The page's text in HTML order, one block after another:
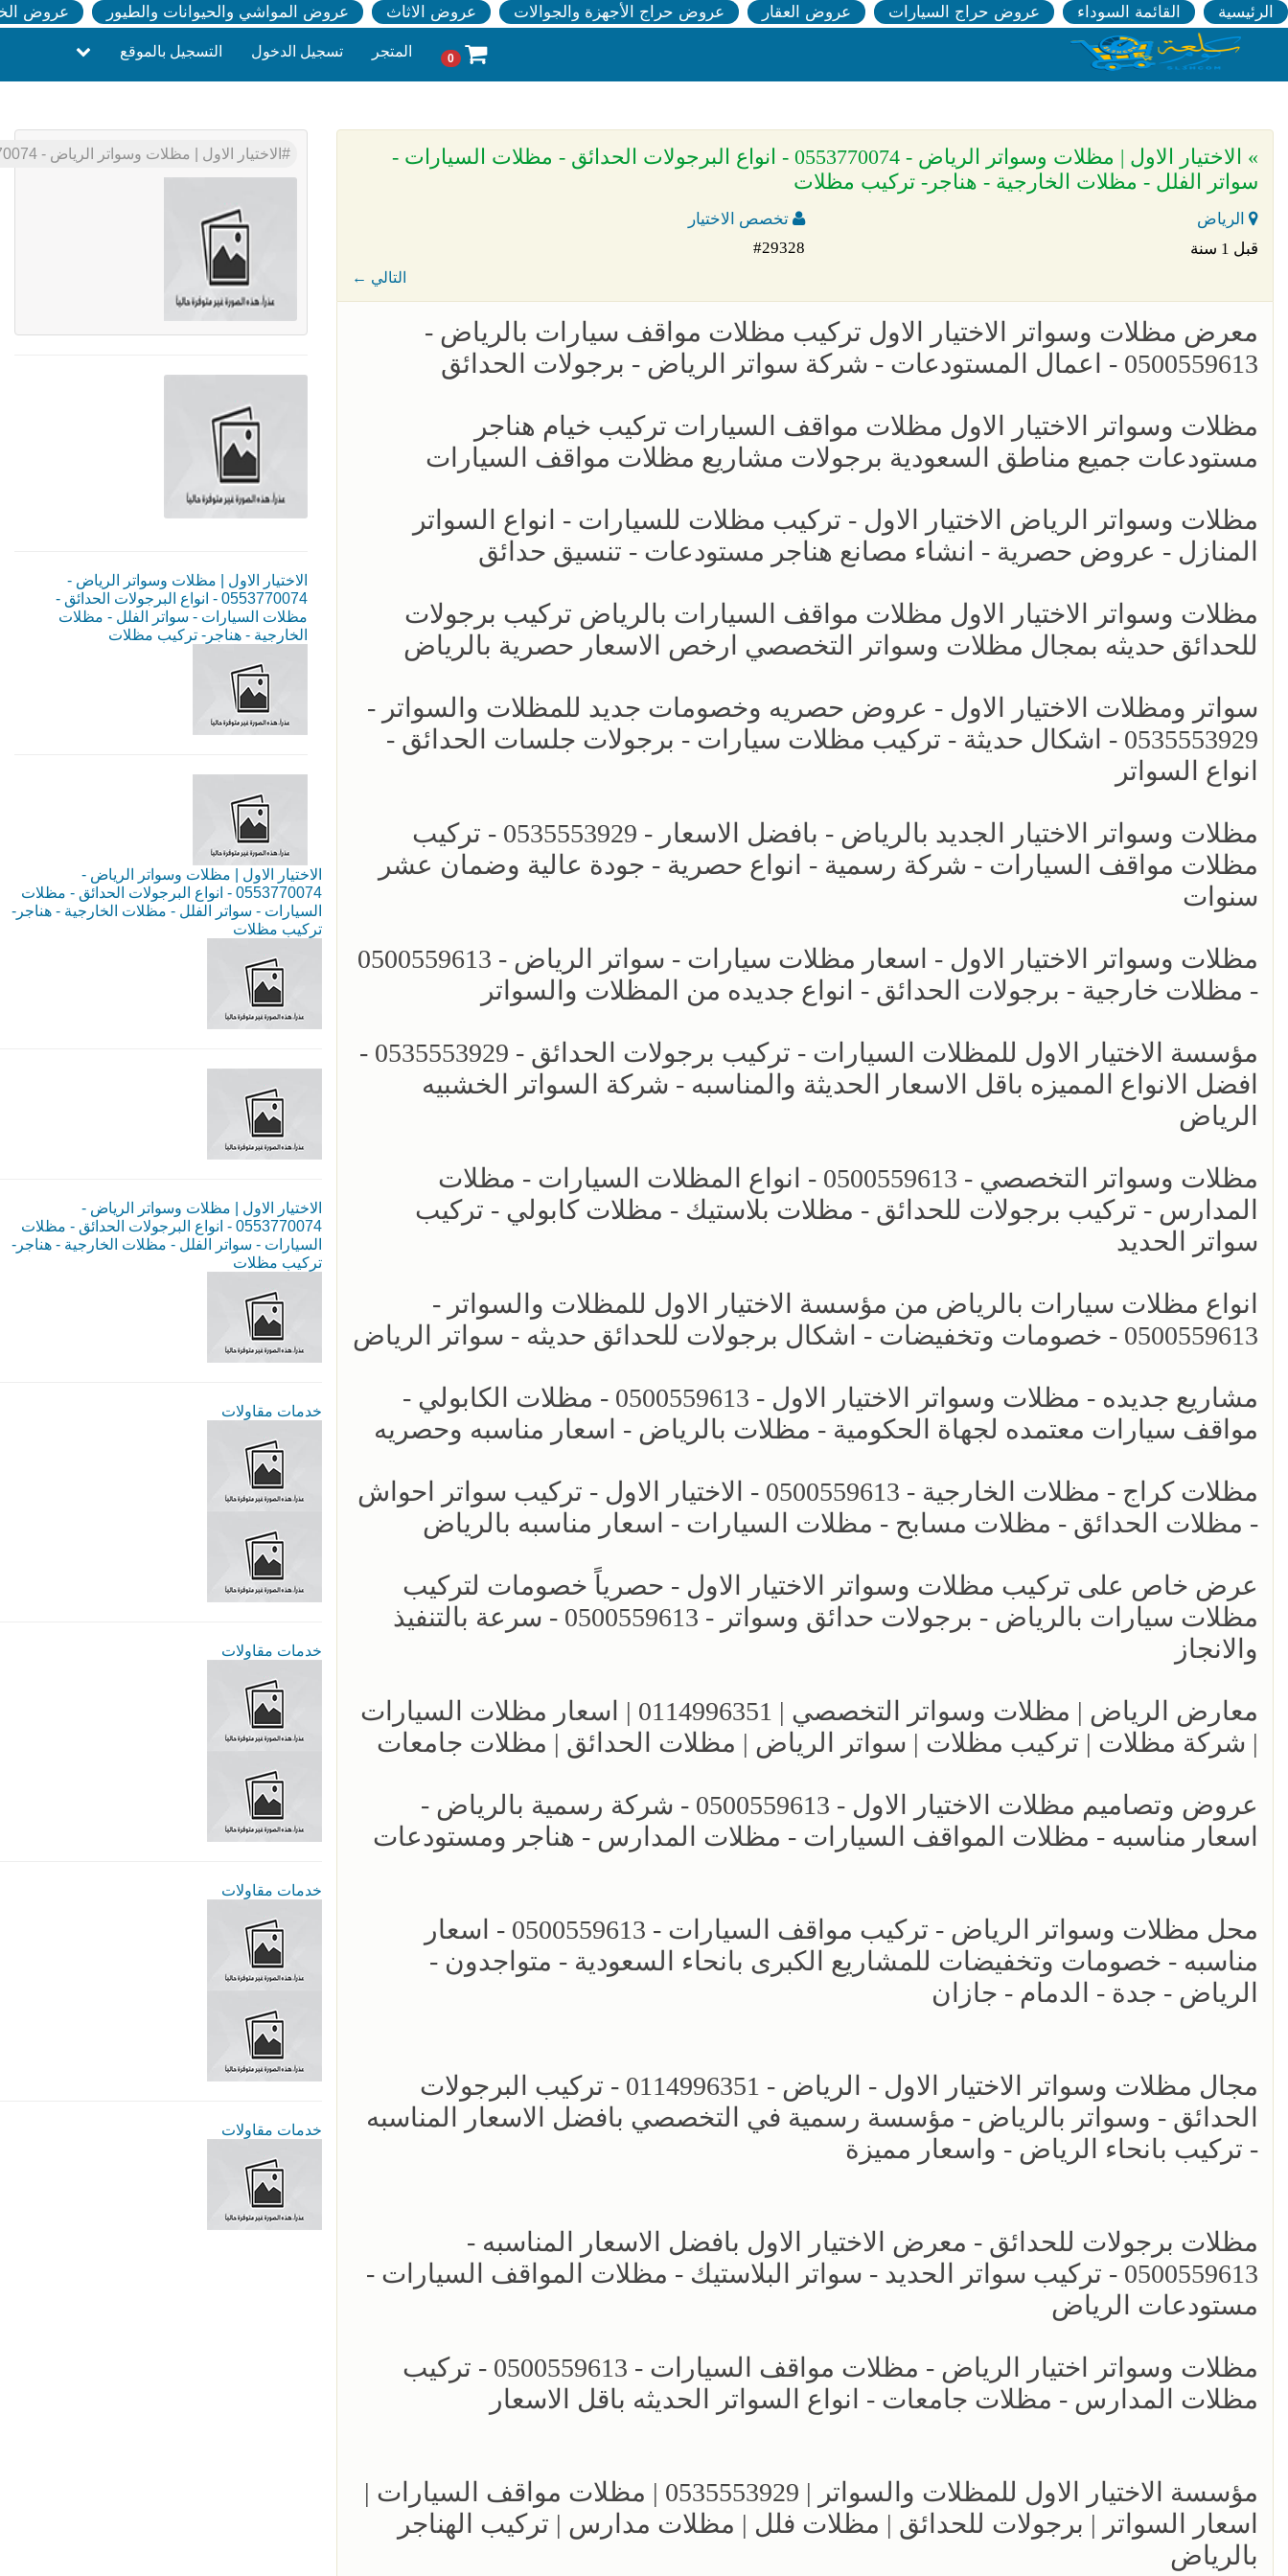
الرئيسية القائمة السوداء عروض حراج السيارات عروض العقار عروض حراج الأجهزة والجوالات عروض الاثاث عروض المواشي والحيوانات والطيور عروض
0 المتجر تسجيل الدخول التسجيل بالموقع
» الاختيار الاول | مظلات وسواتر الرياض - 0553770074 - انواع البرجولات الحدائق - مظلات السيارات -
سواتر الفلل - مظلات الخارجية - هناجر- تركيب مظلات
الرياض
تخصص الاختيار
قبل 1 سنة
#29328
← التالي
معرض مظلات وسواتر الاختيار الاول تركيب مظلات مواقف سيارات بالرياض -
0500559613 - اعمال المستودعات - شركة سواتر الرياض - برجولات الحدائق
مظلات وسواتر الاختيار الاول مظلات مواقف السيارات تركيب خيام هناجر
مستودعات جميع مناطق السعودية برجولات مشاريع مظلات مواقف السيارات
مظلات وسواتر الرياض الاختيار الاول - تركيب مظلات للسيارات - انواع السواتر
المنازل - عروض حصرية - انشاء مصانع هناجر مستودعات - تنسيق حدائق
مظلات وسواتر الاختيار الاول مظلات مواقف السيارات بالرياض تركيب برجولات
للحدائق حديثه بمجال مظلات وسواتر التخصصي ارخص الاسعار حصرية بالرياض
سواتر ومظلات الاختيار الاول - عروض حصريه وخصومات جديد للمظلات والسواتر -
0535553929 - اشكال حديثة - تركيب مظلات سيارات - برجولات جلسات الحدائق -
انواع السواتر
مظلات وسواتر الاختيار الجديد بالرياض - بافضل الاسعار - 0535553929 - تركيب
مظلات مواقف السيارات - شركة رسمية - انواع حصرية - جودة عالية وضمان عشر
سنوات
مظلات وسواتر الاختيار الاول - اسعار مظلات سيارات - سواتر الرياض - 0500559613
- مظلات خارجية - برجولات الحدائق - انواع جديده من المظلات والسواتر
مؤسسة الاختيار الاول للمظلات السيارات - تركيب برجولات الحدائق - 0535553929 -
افضل الانواع المميزه باقل الاسعار الحديثة والمناسبه - شركة السواتر الخشبيه
الرياض
مظلات وسواتر التخصصي - 0500559613 - انواع المظلات السيارات - مظلات
المدارس - تركيب برجولات للحدائق - مظلات بلاستيك - مظلات كابولي - تركيب
سواتر الحديد
انواع مظلات سيارات بالرياض من مؤسسة الاختيار الاول للمظلات والسواتر -
0500559613 - خصومات وتخفيضات - اشكال برجولات للحدائق حديثه - سواتر الرياض
مشاريع جديده - مظلات وسواتر الاختيار الاول - 0500559613 - مظلات الكابولي -
مواقف سيارات معتمده لجهاة الحكومية - مظلات بالرياض - اسعار مناسبه وحصريه
مظلات كراج - مظلات الخارجية - 0500559613 - الاختيار الاول - تركيب سواتر احواش
- مظلات الحدائق - مظلات مسابح - مظلات السيارات - اسعار مناسبه بالرياض
عرض خاص على تركيب مظلات وسواتر الاختيار الاول - حصرياً خصومات لتركيب
مظلات سيارات بالرياض - برجولات حدائق وسواتر - 0500559613 - سرعة بالتنفيذ
والانجاز
معارض الرياض | مظلات وسواتر التخصصي | 0114996351 | اسعار مظلات السيارات
| شركة مظلات | تركيب مظلات | سواتر الرياض | مظلات الحدائق | مظلات جامعات
عروض وتصاميم مظلات الاختيار الاول - 0500559613 - شركة رسمية بالرياض -
اسعار مناسبه - مظلات المواقف السيارات - مظلات المدارس - هناجر ومستودعات
محل مظلات وسواتر الرياض - تركيب مواقف السيارات - 0500559613 - اسعار
مناسبه - خصومات وتخفيضات للمشاريع الكبرى بانحاء السعودية - متواجدون -
الرياض - جدة - الدمام - جازان
مجال مظلات وسواتر الاختيار الاول - الرياض - 0114996351 - تركيب البرجولات
الحدائق - وسواتر بالرياض - مؤسسة رسمية في التخصصي بافضل الاسعار المناسبه
- تركيب بانحاء الرياض - واسعار مميزة
مظلات برجولات للحدائق - معرض الاختيار الاول بافضل الاسعار المناسبه -
0500559613 - تركيب سواتر الحديد - سواتر البلاستيك - مظلات المواقف السيارات -
مستودعات الرياض
مظلات وسواتر اختيار الرياض - مظلات مواقف السيارات - 0500559613 - تركيب
مظلات المدارس - مظلات جامعات - انواع السواتر الحديثه باقل الاسعار
مؤسسة الاختيار الاول للمظلات والسواتر | 0535553929 | مظلات مواقف السيارات |
اسعار السواتر | برجولات للحدائق | مظلات فلل | مظلات مدارس | تركيب الهناجر
بالرياض
الاختيار الاول | مظلات وسواتر الرياض - 0553770074 - انواع البرجولات الحدائق - مظلات السيارات - سواتر الفلل - مظلات الخارجية - هناجر- تركيب مظلات
الاختيار الاول | مظلات وسواتر الرياض -
0553770074 - انواع البرجولات الحدائق -
مظلات السيارات - سواتر الفلل - مظلات
الخارجية - هناجر- تركيب مظلات
الاختيار الاول | مظلات وسواتر الرياض -
0553770074 - انواع البرجولات الحدائق - مظلات
السيارات - سواتر الفلل - مظلات الخارجية - هناجر-
تركيب مظلات
الاختيار الاول | مظلات وسواتر الرياض -
0553770074 - انواع البرجولات الحدائق - مظلات
السيارات - سواتر الفلل - مظلات الخارجية - هناجر-
تركيب مظلات
خدمات مقاولات
خدمات مقاولات
خدمات مقاولات
خدمات مقاولات